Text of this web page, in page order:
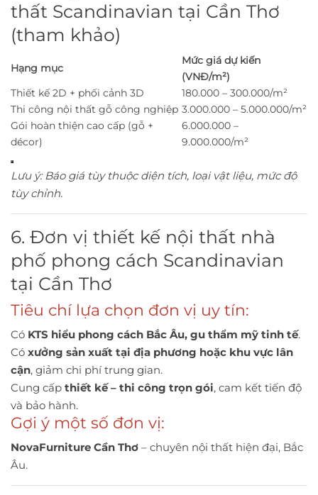
thất Scandinavian tại Cần Thơ
(tham khảo)
Hạng mục
Mức giá dự kiến
(VNĐ/m²)
Thiết kế 2D + phối cảnh 3D
180.000 – 300.000/m²
Thi công nội thất gỗ công nghiệp 3.000.000 – 5.000.000/m²
Gói hoàn thiện cao cấp (gỗ +
décor)
6.000.000 –
9.000.000/m²
Lưu ý: Báo giá tùy thuộc diện tích, loại vật liệu, mức độ
tùy chỉnh.
6. Đơn vị thiết kế nội thất nhà
phố phong cách Scandinavian
tại Cần Thơ
Tiêu chí lựa chọn đơn vị uy tín:
Có KTS hiểu phong cách Bắc Âu, gu thẩm mỹ tinh tế.
Có xưởng sản xuất tại địa phương hoặc khu vực lân
cận, giảm chi phí trung gian.
Cung cấp thiết kế – thi công trọn gói, cam kết tiến độ
và bảo hành.
Gợi ý một số đơn vị:
NovaFurniture Cần Thơ – chuyên nội thất hiện đại, Bắc
Âu.